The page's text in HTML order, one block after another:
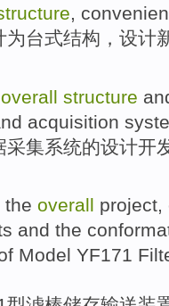
,
为台式结构 ，设计
overall structure
acquisition
采集系统的设计开
the overall project,
and the
Model YF171